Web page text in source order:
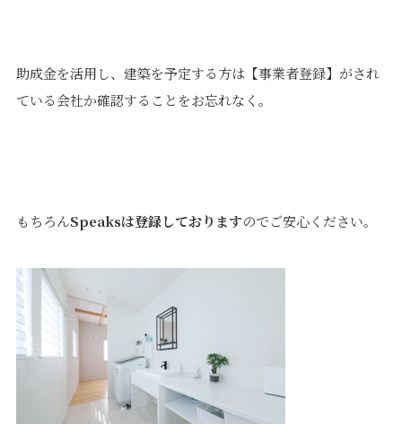
助成金を活用し、建築を予定する方は【事業者登録】がされ
ている会社か確認することをお忘れなく。
もちろんSpeaksは登録しておりますのでご安心ください。